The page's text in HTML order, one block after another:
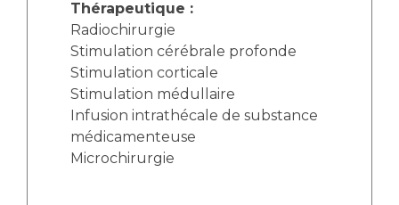
Thérapeutique :
Radiochirurgie
Stimulation cérébrale profonde
Stimulation corticale
Stimulation médullaire
Infusion intrathécale de substance
médicamenteuse
Microchirurgie